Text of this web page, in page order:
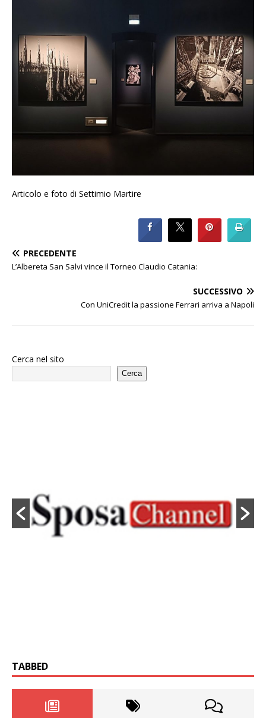
Articolo e foto di Settimio Martire
PRECEDENTE
L’Albereta San Salvi vince il Torneo Claudio Catania:
SUCCESSIVO
Con UniCredit la passione Ferrari arriva a Napoli
Cerca nel sito
Cerca
TABBED